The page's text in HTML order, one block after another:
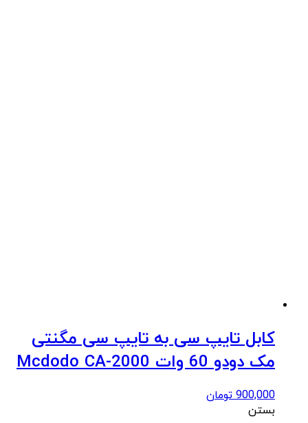
کابل تایپ سی به تایپ سی مگنتی
مک دودو 60 وات Mcdodo CA-2000
900,000 تومان
بستن